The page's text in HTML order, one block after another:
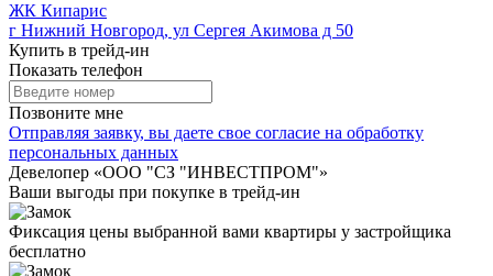
ЖК Кипарис
г Нижний Новгород, ул Сергея Акимова д 50
Купить в трейд-ин
Показать телефон
Позвоните мне
Отправляя заявку, вы даете свое согласие на обработку
персональных данных
Девелопер «ООО "СЗ "ИНВЕСТПРОМ"»
Ваши выгоды при покупке в трейд-ин
Фиксация цены выбранной вами квартиры у застройщика
бесплатно